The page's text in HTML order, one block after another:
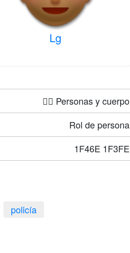
Lg
🤦‍♀️ Personas y cuerpo
Rol de persona
1F46E 1F3FE
policía